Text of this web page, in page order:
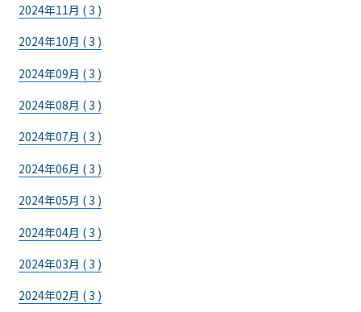
2024年11月 ( 3 )
2024年10月 ( 3 )
2024年09月 ( 3 )
2024年08月 ( 3 )
2024年07月 ( 3 )
2024年06月 ( 3 )
2024年05月 ( 3 )
2024年04月 ( 3 )
2024年03月 ( 3 )
2024年02月 ( 3 )